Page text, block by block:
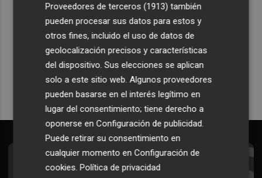
Recibe toda la actualidad de
Plaza Podcast en tu correo
Quiero suscribirme
Suscríbete al Boletín
Proveedores de terceros (1913) también
pueden procesar sus datos para estos y
otros fines, incluido el uso de datos de
geolocalización precisos y características
del dispositivo. Sus elecciones se aplican
solo a este sitio web. Algunos proveedores
pueden basarse en el interés legítimo en
lugar del consentimiento; tiene derecho a
oponerse enConfiguración de publicidad
Puede retirar su consentimiento en
cualquier momento enConfiguración de
cookies .Política de privacidad